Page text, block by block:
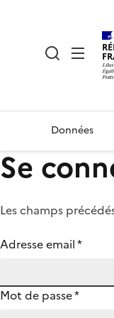
Données
Se
Les champs
Adresse email*
Mot de passe*